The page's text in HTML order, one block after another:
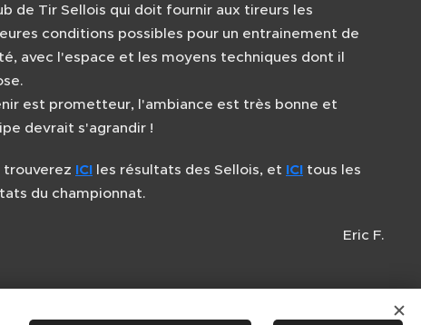
de Tir Sellois qui doit fournir aux tireurs les
conditions possibles pour un entrainement de
avec l'espace et les moyens techniques dont il
est prometteur, l'ambiance est très bonne et
devrait s'agrandir !
trouverez ICI les résultats des Sellois, et ICI tous les
du championnat.
Eric F.